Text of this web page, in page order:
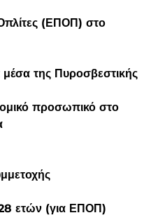
(ΕΠΟΠ) στο
μέσα της Πυροσβεστικής
προσωπικό στο
ετών (για ΕΠΟΠ)